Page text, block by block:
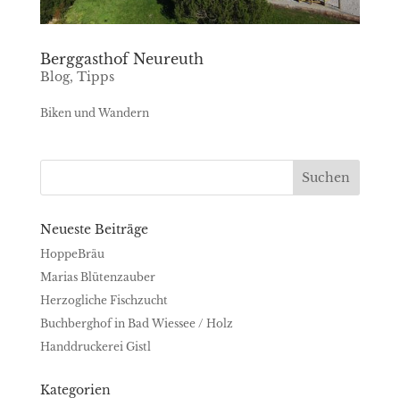
Berggasthof Neureuth
Blog, Tipps
Biken und Wandern
Neueste Beiträge
HoppeBräu
Marias Blütenzauber
Herzogliche Fischzucht
Buchberghof in Bad Wiessee / Holz
Handdruckerei Gistl
Kategorien